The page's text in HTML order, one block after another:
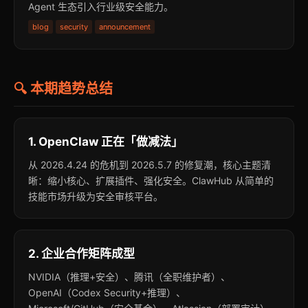
Agent 生态引入行业级安全能力。
blog security announcement
🔍 本期趋势总结
1. OpenClaw 正在「做减法」
从 2026.4.24 的危机到 2026.5.7 的修复潮，核心主题清
晰：缩小核心、扩展插件、强化安全。ClawHub 从简单的
技能市场升级为安全审核平台。
2. 企业合作矩阵成型
NVIDIA（推理+安全）、腾讯（全职维护者）、
OpenAI（Codex Security+推理）、